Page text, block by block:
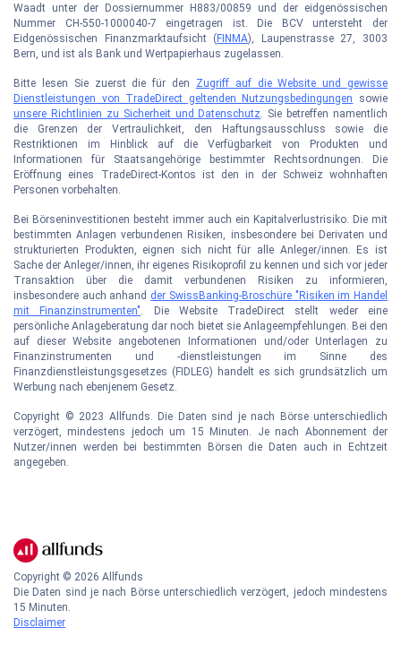
Waadt unter der Dossiernummer H883/00859 und der eidgenössischen
Nummer CH-550-1000040-7 eingetragen ist. Die BCV untersteht der
Eidgenössischen Finanzmarktaufsicht (FINMA), Laupenstrasse 27, 3003
Bern, und ist als Bank und Wertpapierhaus zugelassen.
Bitte lesen Sie zuerst die für den Zugriff auf die Website und gewisse
Dienstleistungen von TradeDirect geltenden Nutzungsbedingungen
sowie
unsere Richtlinien zu Sicherheit und Datenschutz. Sie betreffen namentlich
die Grenzen der Vertraulichkeit, den Haftungsausschluss sowie die
Restriktionen im Hinblick auf die Verfügbarkeit von Produkten und
Informationen für Staatsangehörige bestimmter Rechtsordnungen. Die
Eröffnung eines TradeDirect-Kontos ist den in der Schweiz wohnhaften
Personen vorbehalten.
Bei Börseninvestitionen besteht immer auch ein Kapitalverlustrisiko. Die mit
bestimmten Anlagen verbundenen Risiken, insbesondere bei Derivaten und
strukturierten Produkten, eignen sich nicht für alle Anleger/innen. Es ist
Sache der Anleger/innen, ihr eigenes Risikoprofil zu kennen und sich vor jeder
Transaktion über die damit verbundenen Risiken zu informieren,
insbesondere auch anhand der SwissBanking-Broschüre "Risiken im Handel
mit Finanzinstrumenten". Die Website TradeDirect stellt weder eine
persönliche Anlageberatung dar noch bietet sie Anlageempfehlungen. Bei den
auf dieser Website angebotenen Informationen und/oder Unterlagen zu
Finanzinstrumenten und -dienstleistungen im Sinne des
Finanzdienstleistungsgesetzes (FIDLEG) handelt es sich grundsätzlich um
Werbung nach ebenjenem Gesetz.
Copyright © 2023 Allfunds. Die Daten sind je nach Börse unterschiedlich
verzögert, mindestens jedoch um 15 Minuten. Je nach Abonnement der
Nutzer/innen werden bei bestimmten Börsen die Daten auch in Echtzeit
angegeben.
Copyright © 2026 Allfunds
Die Daten sind je nach Börse unterschiedlich verzögert, jedoch mindestens
15 Minuten.
Disclaimer